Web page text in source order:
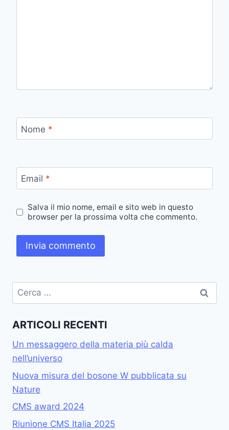
Nome *
Email *
Salva il mio nome, email e sito web in questo
browser per la prossima volta che commento.
Ricerca
per:
ARTICOLI RECENTI
Un messaggero della materia più calda
nell’universo
Nuova misura del bosone W pubblicata su
Nature
CMS award 2024
Riunione CMS Italia 2025